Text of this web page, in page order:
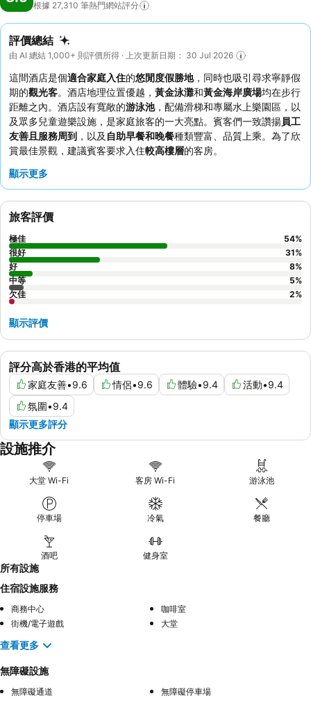
根據 27,310 筆熱門網站評分
評價總結
由 AI 總結 1,000+ 則評價所得 · 上次更新日期： 30 Jul 2026
這間酒店是個適合家庭入住的悠閒度假勝地，同時也吸引尋求寧靜假
期的觀光客。酒店地理位置優越， 黃金泳灘和黃金海岸廣場均在步行
距離之內。酒店設有寬敞的游泳池，配備滑梯和專屬水上樂園區，以
及眾多兒童遊樂設施，是家庭旅客的一大亮點。賓客們一致讚揚員工
友善且服務周到 ，以及 自助早餐和晚餐種類豐富、品質上乘。為了欣
賞最佳景觀，建議賓客要求入住較高樓層的客房。
顯示更多
評分高於香港的平均值
家庭友善•9.6 情侶•9.6 體驗•9.4 活動•9.4
氛圍•9.4
顯示更多評分
旅客評價
極佳 54%
很好
31%
好
8%
中等
5%
欠佳
2%
顯示評價
設施推介
大堂 Wi-Fi 客房 Wi-Fi 游泳池
停車場 冷氣 餐廳
酒吧 健身室
所有設施
住宿設施服務
商務中心
咖啡室
街機/電子遊戲
大堂
查看更多
無障礙設施
無障礙通道 無障礙停車場